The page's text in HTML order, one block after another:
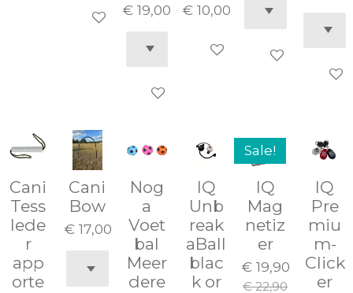
Houd mij op de hoogte
€ 19,00
In winkelwagen
€ 10,00
In winkelwagen
In
In
Cani
Tess
lede
r
app
orte
Cani
Bow
€ 17,00
Nog
a
Voet
bal
Meer
dere
IQ
Unb
reak
aBall
blac
k or
Sale!
IQ
Mag
netiz
er
€ 19,90
€ 22,90
IQ
Pre
miu
m-
Click
er